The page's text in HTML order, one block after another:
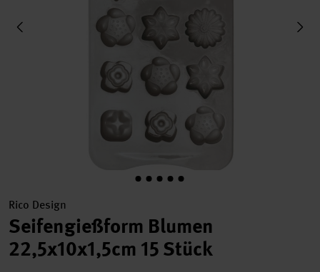
Rico Design
Seifengießform Blumen
22,5x10x1,5cm 15 Stück